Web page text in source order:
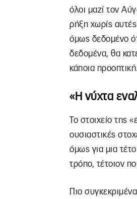
όλοι μαζί τον
ρήξη χωρίς
όμως δεδομένο
δεδομένα, θα
κάποια προοπτική.
«Η νύχτα
Το στοιχείο της
ουσιαστικές
όμως για μια
τρόπο, τέτοιον
Πιο